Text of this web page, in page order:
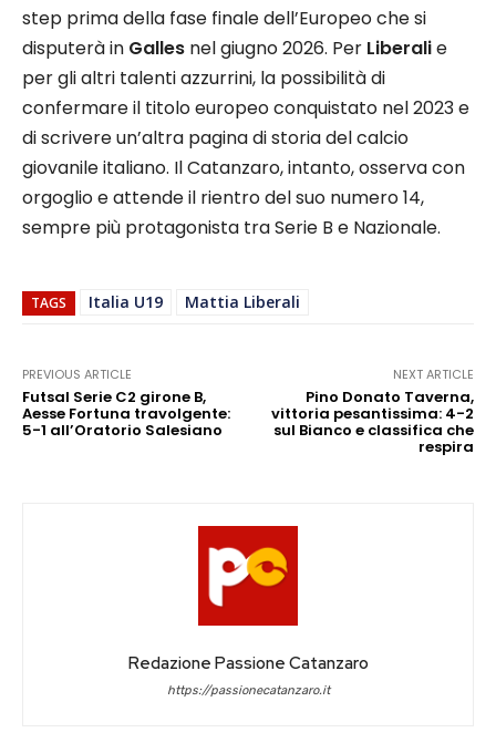
step prima della fase finale dell’Europeo che si
disputerà in Galles nel giugno 2026. Per Liberalie
per gli altri talenti azzurrini, la possibilità di
confermare il titolo europeo conquistato nel 2023 e
di scrivere un’altra pagina di storia del calcio
giovanile italiano. Il Catanzaro, intanto, osserva con
orgoglio e attende il rientro del suo numero 14,
sempre più protagonista tra Serie B e Nazionale.
TAGS Italia U19 Mattia Liberali
PREVIOUS ARTICLE
Futsal Serie C2 girone B,
Aesse Fortuna travolgente:
5-1 all’Oratorio Salesiano
NEXT ARTICLE
Pino Donato Taverna,
vittoria pesantissima: 4-2
sul Bianco e classifica che
respira
Redazione Passione Catanzaro
https://passionecatanzaro.it